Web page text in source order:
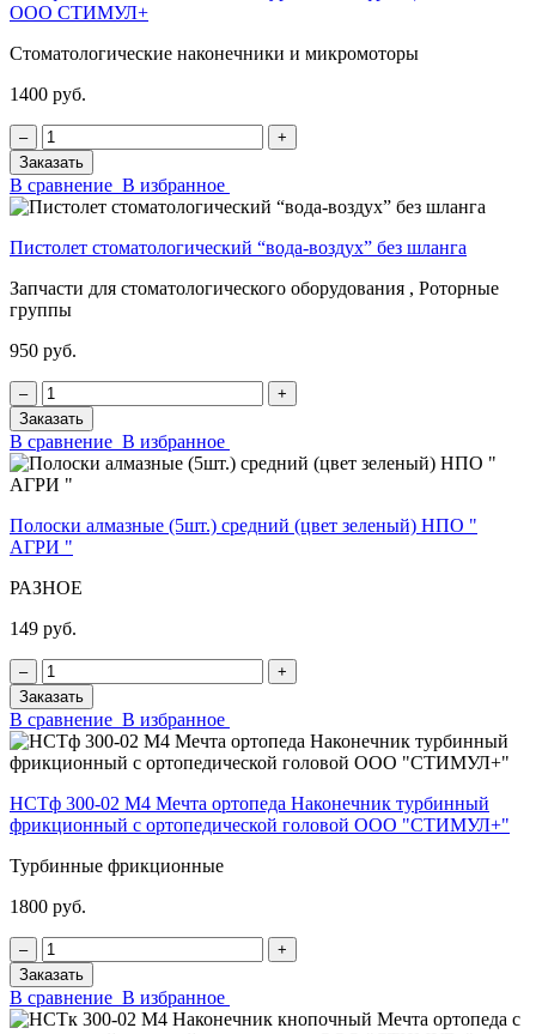
ООО СТИМУЛ+
Стоматологические наконечники и микромоторы
1400 руб.
‒
+
Заказать
В сравнение В избранное
Пистолет стоматологический “вода-воздух” без шланга
Запчасти для стоматологического оборудования , Роторные
группы
950 руб.
‒
+
Заказать
В сравнение В избранное
Полоски алмазные (5шт.) средний (цвет зеленый) НПО "
АГРИ "
РАЗНОЕ
149 руб.
‒
+
Заказать
В сравнение В избранное
НСТф 300-02 М4 Мечта ортопеда Наконечник турбинный
фрикционный с ортопедической головой ООО "СТИМУЛ+"
Турбинные фрикционные
1800 руб.
‒
+
Заказать
В сравнение В избранное